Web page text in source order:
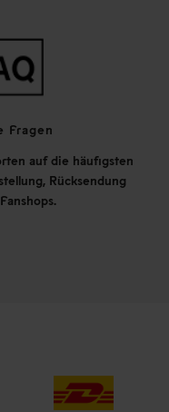
Fragen
auf die häufigsten
Rücksendung